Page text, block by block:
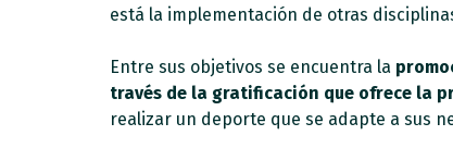
está la implementación de otras
Entre sus objetivos se encuentra la
través de la gratificación que ofrece la
realizar un deporte que se adapte a sus